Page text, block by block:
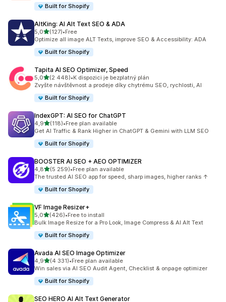
Built for Shopify
AltKing: AI Alt Text SEO & ADA
5,0z 5 hvězd
(127)
Celkový počet recenzí: 127
•Free
Optimize all image ALT Texts, improve SEO & Accessibility: ADA
Built for Shopify
Tapita AI SEO Optimizer, Speed
5,0z 5 hvězd
(2 448)
Celkový počet recenzí: 2448
•K dispozici je bezplatný plán
Zvyšte návštěvnost a prodeje díky chytrému SEO, rychlosti, AI
Built for Shopify
IndexGPT: AI SEO for ChatGPT
4,9z 5 hvězd
(118)
Celkový počet recenzí: 118
•Free plan available
Get AI Traffic & Rank Higher in ChatGPT & Gemini with LLM SEO
Built for Shopify
BOOSTER AI SEO + AEO OPTIMIZER
4,8z 5 hvězd
(5 259)
Celkový počet recenzí: 5259
•Free plan available
The trusted AI SEO app for speed, sharp images, higher ranks ↑
Built for Shopify
VF Image Resizer+
5,0z 5 hvězd
(426)
Celkový počet recenzí: 426
•Free to install
Bulk Image Resize for a Pro Look, Image Compress & AI Alt Text
Built for Shopify
Avada AI SEO Image Optimizer
4,9z 5 hvězd
(4 331)
Celkový počet recenzí: 4331
•Free plan available
Win sales via AI SEO Audit Agent, Checklist & onpage optimizer
Built for Shopify
SEO HERO AI Alt Text Generator